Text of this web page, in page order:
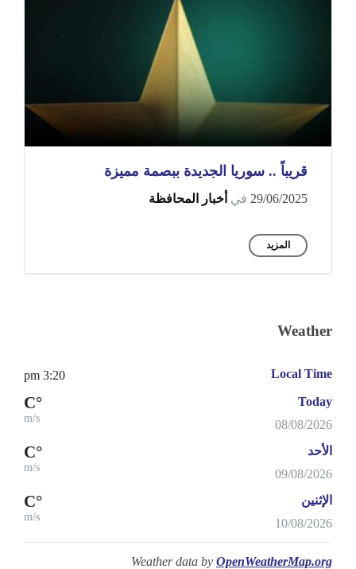
قريباً .. سوريا الجديدة ببصمة مميزة
29/06/2025 في أخبار المحافظة
المزيد
Weather
Local Time
3:20 pm
Today
08/08/2026
°C
m/s
الأحد
09/08/2026
°C
m/s
الإثنين
10/08/2026
°C
m/s
Weather data by OpenWeatherMap.org